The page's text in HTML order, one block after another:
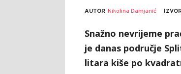
AUTOR Nikolina Damjanić
Snažno nevrijeme
je danas područje
litara kiše po